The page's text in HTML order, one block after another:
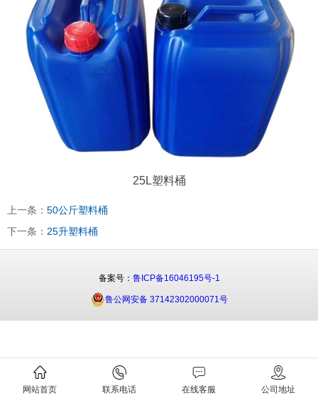
25L塑料桶
上一条： 50公斤塑料桶
下一条： 25升塑料桶
网站首页 联系电话 在线客服 公司地址
备案号： 鲁ICP备16046195号-1
鲁公网安备 37142302000071号